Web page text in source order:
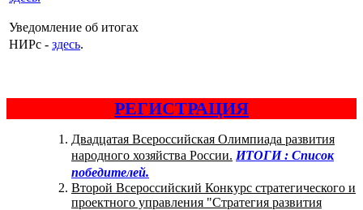
Уведомление об итогах
НИРс - здесь.
РЕГИСТРАЦИЯ
Двадцатая Всероссийская Олимпиада развития
народного хозяйства России. ИТОГИ : Список
победителей.
Второй Всероссийский Конкурс стратегического и
проектного управления "Стратегия развития